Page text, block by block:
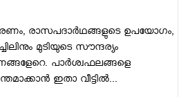
രാസപദാര്‍ഥങ്ങളുടെ ഉപയോഗം,
മുടിയുടെ സൗന്ദര്യം
പാര്‍ശ്വഫലങ്ങളെ
ഇതാ വീട്ടില്‍...